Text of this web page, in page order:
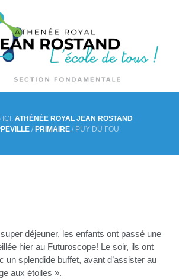
ICI: ATHÉNÉE ROYAL JEAN ROSTAND
/ PRIMAIRE/ PUY DU FOU
déjeuner, les enfants ont passé une
hier au Futuroscope! Le soir, ils ont
un splendide buffet, avant d’assister au
aux étoiles ».